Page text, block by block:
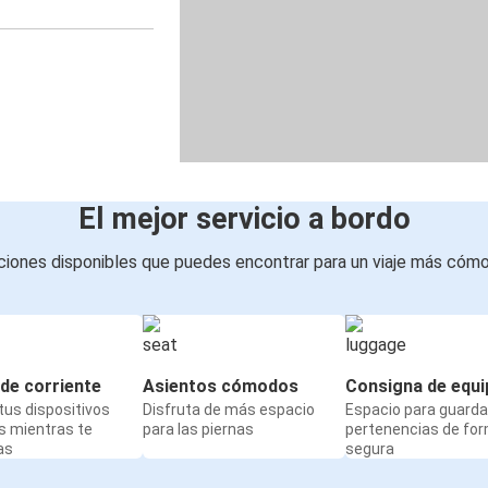
El mejor servicio a bordo
disponibles que puedes encontrar para un viaje más
corriente
dispositivos
mientras te
Asientos cómodos
Disfruta de más espacio
para las piernas
Consigna de
Espacio para
pertenencias de
segura